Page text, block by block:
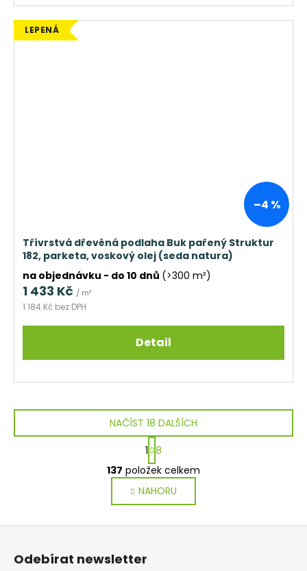
LEPENÁ
–4 %
Třívrstvá dřevěná podlaha Buk pařený Struktur
182, parketa, voskový olej (seda natura)
na objednávku - do 10 dnů (>300 m²)
1 184 Kč bez DPH
1 433 Kč / m²
Detail
O
v
l
á
d
NAČÍST 18 DALŠÍCH
S
t
r
á
n
k
1 8
137 položek celkem
NAHORU
Z
Odebírat newsletter